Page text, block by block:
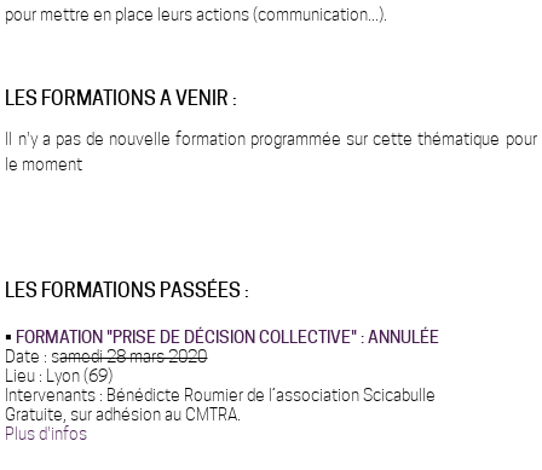
pour mettre en place leurs actions (communication...).
LES FORMATIONS A VENIR :
Il n'y a pas de nouvelle formation programmée sur cette thématique pour
le moment
LES FORMATIONS PASSÉES :
• FORMATION "PRISE DE DÉCISION COLLECTIVE" : ANNULÉE
Date : samedi 28 mars 2020
Lieu : Lyon (69)
Intervenants : Bénédicte Roumier de l’association Scicabulle
Gratuite, sur adhésion au CMTRA.
Plus d'infos